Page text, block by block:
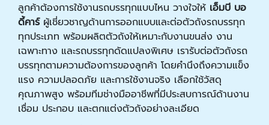
ลูกค้าต้องการใช้งานรถบรรทุกแบบไหน วางใจให้ เอ็มบี บอ
ดี้คาร์ผู้เชี่ยวชาญด้านการออกแบบและต่อตัวถังรถบรรทุก
ทุกประเภท พร้อมผลิตตัวถังให้เหมาะกับงานขนส่ง งาน
เฉพาะทาง และรถบรรทุกดัดแปลงพิเศษ เรารับต่อตัวถังรถ
บรรทุกตามความต้องการของลูกค้า โดยคำนึงถึงความแข็ง
แรง ความปลอดภัย และการใช้งานจริง เลือกใช้วัสดุ
คุณภาพสูง พร้อมทีมช่างมืออาชีพที่มีประสบการณ์ด้านงาน
เชื่อม ประกอบ และตกแต่งตัวถังอย่างละเอียด